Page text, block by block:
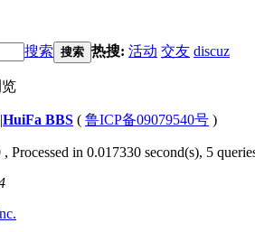
搜索 搜索 热搜: 活动 交友 discuz
|HuiFa BBS ( 鲁ICP备09079540号 )
, Processed in 0.017330 second(s), 5